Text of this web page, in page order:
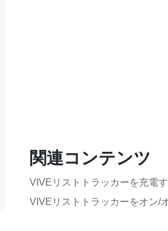
関連コンテンツ
VIVEリストトラッカーを充電
VIVEリストトラッカーをオン/